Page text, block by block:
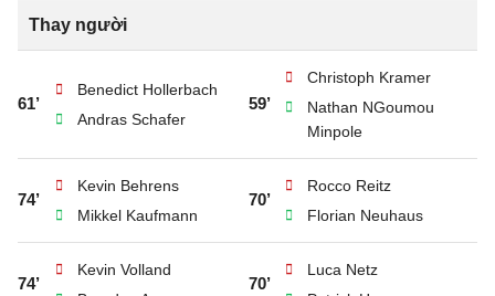
Thay người
61’
Benedict Hollerbach
Andras Schafer
59’
Christoph Kramer
Nathan NGoumou
Minpole
74’
Kevin Behrens
Mikkel Kaufmann
70’
Rocco Reitz
Florian Neuhaus
74’
Kevin Volland
70’
Luca Netz